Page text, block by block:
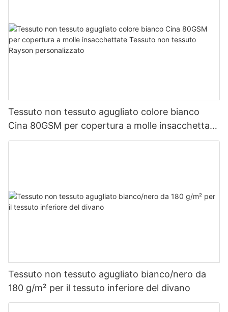
Tessuto non tessuto agugliato colore bianco
Cina 80GSM per copertura a molle insacchettate
Tessuto non tessuto Rayson personalizzato
Tessuto non tessuto agugliato bianco/nero da
180 g/m² per il tessuto inferiore del divano